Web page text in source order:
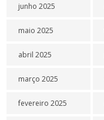
junho 2025
maio 2025
abril 2025
março 2025
fevereiro 2025